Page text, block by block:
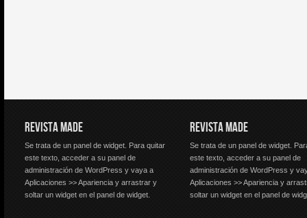
REVISTA MADE
Se trata de un panel de widget. Para quitar
este texto, acceder a su panel de
administración de WordPress y vaya a
Aplicaciones >> Apariencia y arrastrar y
soltar un widget en el panel de widget.
REVISTA MADE
Se trata de un panel de widget.
este texto, acceder a su panel de
administración de WordPress y
Aplicaciones >> Apariencia y
soltar un widget en el panel de